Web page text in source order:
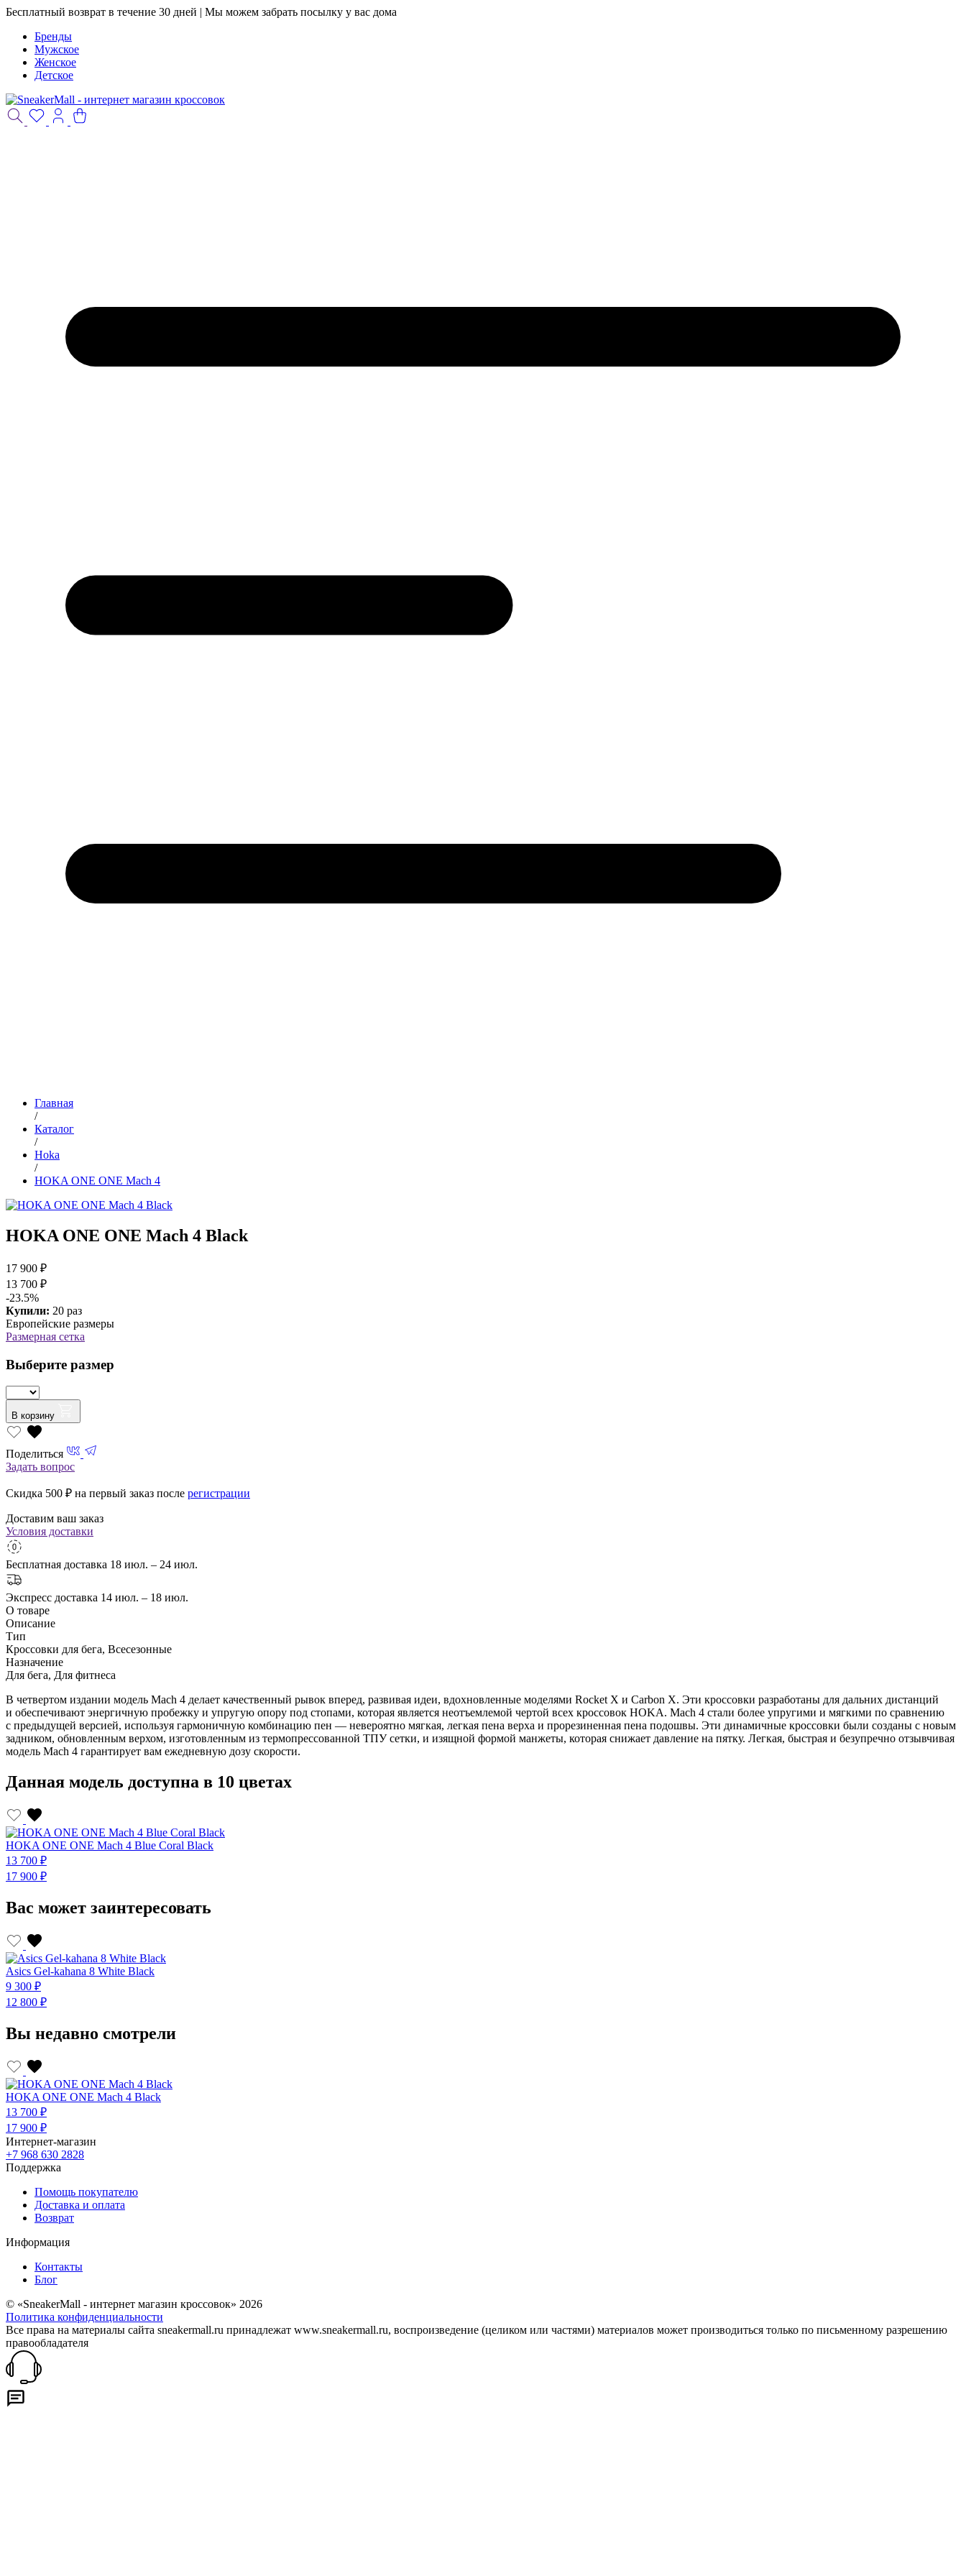
Бесплатный возврат в течение 30 дней | Мы можем забрать посылку у вас дома
Бренды
Мужское
Женское
Детское
Главная
/
Каталог
/
Hoka
/
HOKA ONE ONE Mach 4
HOKA ONE ONE Mach 4 Black
17 900 ₽
13 700 ₽
-23.5%
Купили: 20 раз
Европейские размеры
Размерная сетка
Выберите размер
В корзину
Поделиться
Задать вопрос
Скидка 500 ₽ на первый заказ после регистрации
Доставим ваш заказ
Условия доставки
Бесплатная доставка 18 июл. – 24 июл.
Экспресс доставка 14 июл. – 18 июл.
О товаре
Описание
Тип
Кроссовки для бега, Всесезонные
Назначение
Для бега, Для фитнеса
В четвертом издании модель Mach 4 делает качественный рывок вперед, развивая идеи, вдохновленные моделями Rocket X и Carbon X. Эти кроссовки разработаны для дальних дистанций
и обеспечивают энергичную пробежку и упругую опору под стопами, которая является неотъемлемой чертой всех кроссовок HOKA. Mach 4 стали более упругими и мягкими по сравнению
с предыдущей версией, используя гармоничную комбинацию пен — невероятно мягкая, легкая пена верха и прорезиненная пена подошвы. Эти динамичные кроссовки были созданы с новым
задником, обновленным верхом, изготовленным из термопрессованной ТПУ сетки, и изящной формой манжеты, которая снижает давление на пятку. Легкая, быстрая и безупречно отзывчивая
модель Mach 4 гарантирует вам ежедневную дозу скорости.
Данная модель доступна в 10 цветах
HOKA ONE ONE Mach 4 Blue Coral Black
13 700 ₽
17 900 ₽
Вас может заинтересовать
Asics Gel-kahana 8 White Black
9 300 ₽
12 800 ₽
Вы недавно смотрели
HOKA ONE ONE Mach 4 Black
13 700 ₽
17 900 ₽
Интернет-магазин
+7 968 630 2828
Поддержка
Помощь покупателю
Доставка и оплата
Возврат
Информация
Контакты
Блог
© «SneakerMall - интернет магазин кроссовок» 2026
Политика конфиденциальности
Все права на материалы сайта sneakermall.ru принадлежат www.sneakermall.ru, воспроизведение (целиком или частями) материалов может производиться только по письменному разрешению
правообладателя